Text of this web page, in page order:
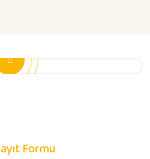
Formu